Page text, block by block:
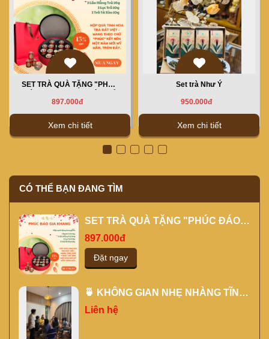
SET TRÀ QUÀ TẶNG "PHÚC
897.000đ
Xem chi tiết
Set trà Như Ý
950.000đ
Xem chi tiết
CÓ THỂ BẠN ĐANG TÌM
SET TRÀ QUÀ TẶNG "PHÚC ĐÁO
GIA KHANG" MÀU ĐỎ
897.000đ
Đặt ngay
🍵 KHÔNG GIAN NHẸ NHÀNG TĨNH
TÂM CHO CÁC BUỔI ĐÀO TẠO
Liên hệ